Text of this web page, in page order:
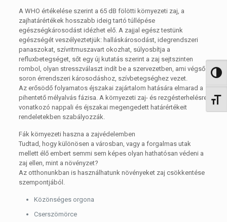
A WHO értékelése szerint a 65 dB fölötti környezeti zaj, a
zajhatárértékek hosszabb ideig tartó túllépése
egészségkárosodást idézhet elő. A zajjal egész testünk
egészségét veszélyeztetjük: halláskárosodást, idegrendszeri
panaszokat, szívritmuszavart okozhat, súlyosbítja a
refluxbetegséget, sőt egy új kutatás szerint a zaj sejtszinten
rombol, olyan stresszválaszt indít be a szervezetben, ami végső
soron érrendszeri károsodáshoz, szívbetegséghez vezet.
Az erősödő folyamatos éjszakai zajártalom hatására elmarad a
pihentető mélyalvás fázisa. A környezeti zaj- és rezgésterhelésre
vonatkozó nappali és éjszakai megengedett határértékeit
rendeletekben szabályozzák.
Fák környezeti haszna a zajvédelemben
Tudtad, hogy különösen a városban, vagy a forgalmas utak
mellett élő embert semmi sem képes olyan hathatósan védeni a
zaj ellen, mint a növényzet?
Az otthonunkban is használhatunk növényeket zaj csökkentése
szempontjából.
Közönséges orgona
Cserszömörce